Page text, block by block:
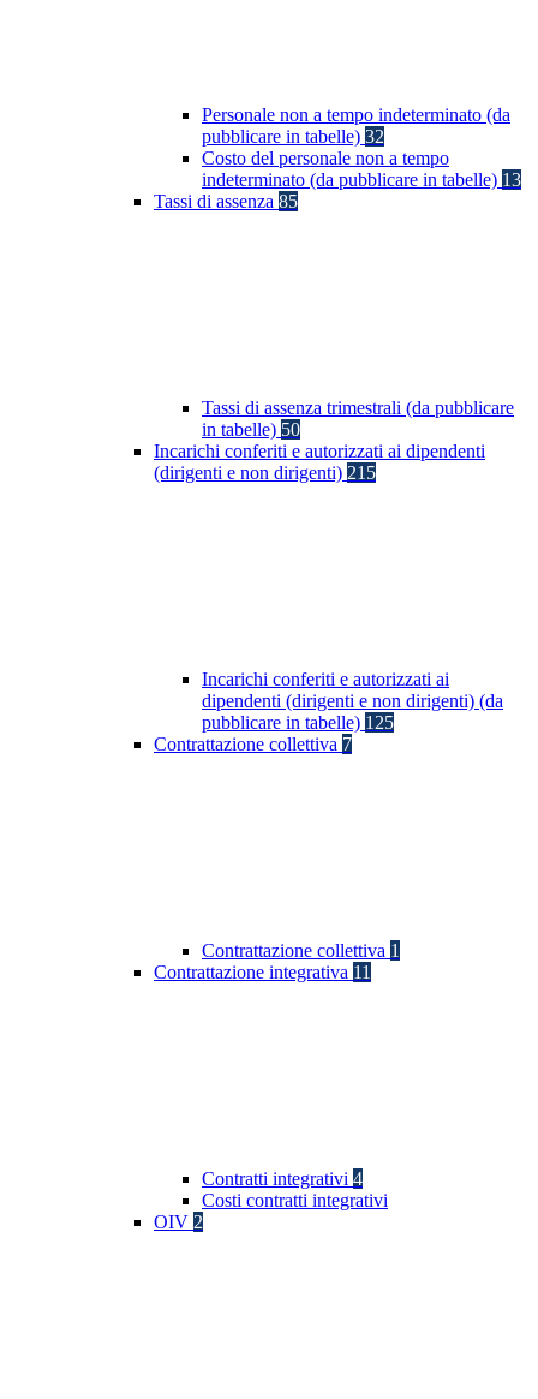
Personale non a tempo indeterminato (da
pubblicare in tabelle) 32
Costo del personale non a tempo
indeterminato (da pubblicare in tabelle) 13
Tassi di assenza 85
Tassi di assenza trimestrali (da pubblicare
in tabelle) 50
Incarichi conferiti e autorizzati ai dipendenti
(dirigenti e non dirigenti) 215
Incarichi conferiti e autorizzati ai
dipendenti (dirigenti e non dirigenti) (da
pubblicare in tabelle) 125
Contrattazione collettiva 7
Contrattazione collettiva 1
Contrattazione integrativa 11
Contratti integrativi 4
Costi contratti integrativi
OIV 2